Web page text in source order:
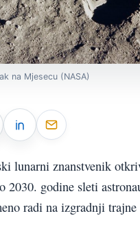
na Mjesecu (NASA)
lunarni znanstvenik
2030. godine sleti
radi na izgradnji trajne